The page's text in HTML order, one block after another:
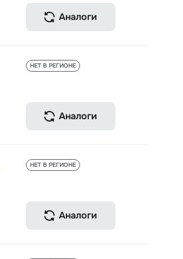
Аналоги
НЕТ В РЕГИОНЕ
Аналоги
НЕТ В РЕГИОНЕ
Аналоги